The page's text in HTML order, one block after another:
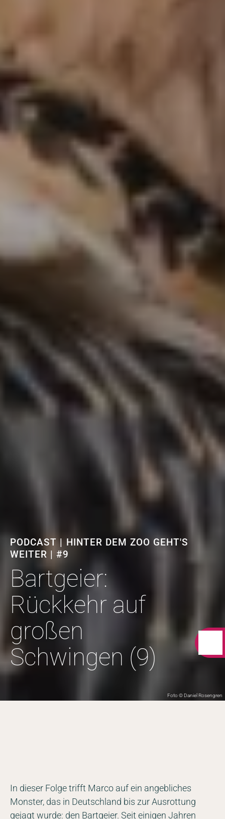
Foto © Daniel Rosengren
PODCAST | HINTER DEM ZOO GEHT'S
WEITER | #9
Bartgeier:
Rückkehr auf
großen
Schwingen (9)
In dieser Folge trifft Marco auf ein angebliches
Monster, das in Deutschland bis zur Ausrottung
gejagt wurde: den Bartgeier. Seit einigen Jahren